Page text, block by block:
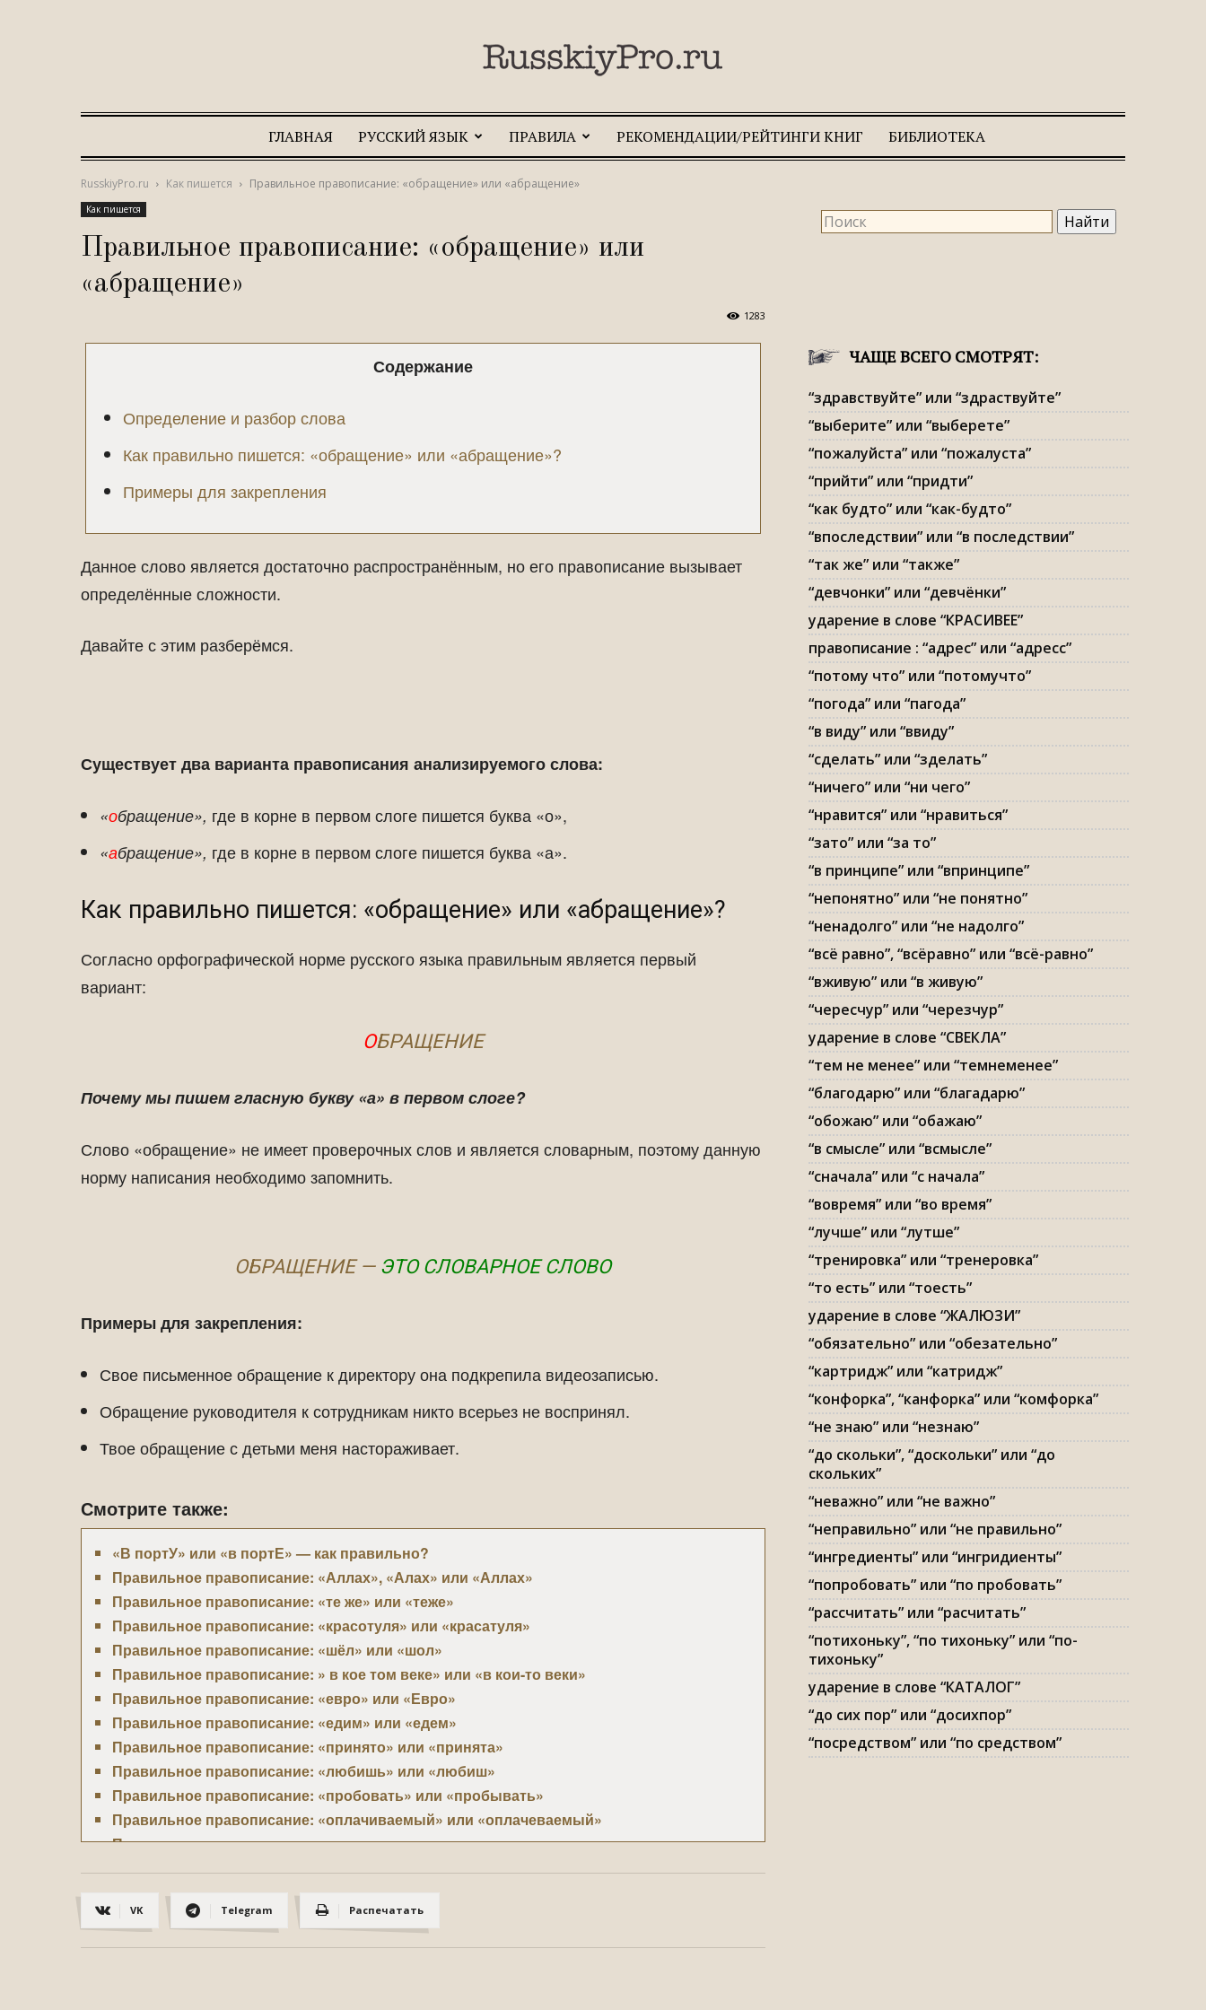
RusskiyPro.ru
ГЛАВНАЯ РУССКИЙ ЯЗЫК ПРАВИЛА РЕКОМЕНДАЦИИ/РЕЙТИНГИ КНИГ БИБЛИОТЕКА
RusskiyPro.ru Как пишется Правильное правописание: «обращение» или «абращение»
Как пишется
Правильное правописание: «обращение» или
«абращение»
1283
Содержание
Определение и разбор слова
Как правильно пишется: «обращение» или «абращение»?
Примеры для закрепления
Данное слово является достаточно распространённым, но его правописание вызывает
определённые сложности.
Давайте с этим разберёмся.
Существует два варианта правописания анализируемого слова:
«обращение», где в корне в первом слоге пишется буква «о»,
«абращение», где в корне в первом слоге пишется буква «а».
Как правильно пишется: «обращение» или «абращение»?
Согласно орфографической норме русского языка правильным является первый
вариант:
ОБРАЩЕНИЕ
Почему мы пишем гласную букву «а» в первом слоге?
Слово «обращение» не имеет проверочных слов и является словарным, поэтому данную
норму написания необходимо запомнить.
ОБРАЩЕНИЕ — ЭТО СЛОВАРНОЕ СЛОВО
Примеры для закрепления:
Свое письменное обращение к директору она подкрепила видеозаписью.
Обращение руководителя к сотрудникам никто всерьез не воспринял.
Твое обращение с детьми меня настораживает.
Смотрите также:
«В портУ» или «в портЕ» — как правильно?
Правильное правописание: «Аллах», «Алах» или «Аллах»
Правильное правописание: «те же» или «теже»
Правильное правописание: «красотуля» или «красатуля»
Правильное правописание: «шёл» или «шол»
Правильное правописание: » в кое том веке» или «в кои-то веки»
Правильное правописание: «евро» или «Евро»
Правильное правописание: «едим» или «едем»
Правильное правописание: «принято» или «принята»
Правильное правописание: «любишь» или «любиш»
Правильное правописание: «пробовать» или «пробывать»
Правильное правописание: «оплачиваемый» или «оплачеваемый»
Правильное правописание: «наггетсы» или «нагетсы»
Правильное правописание: «значимый» или «значемый»
Правильное правописание: «зашёл», «зашол» или «зошёл»
Правильное правописание: «исчез», «исчес» или «изчез»
VK Telegram Распечатать
ЧАЩЕ ВСЕГО СМОТРЯТ:
“здравствуйте” или “здраствуйте”
“выберите” или “выберете”
“пожалуйста” или “пожалуста”
“прийти” или “придти”
“как будто” или “как-будто”
“впоследствии” или “в последствии”
“так же” или “также”
“девчонки” или “девчёнки”
ударение в слове “КРАСИВЕЕ”
правописание : “адрес” или “адресс”
“потому что” или “потомучто”
“погода” или “пагода”
“в виду” или “ввиду”
“сделать” или “зделать”
“ничего” или “ни чего”
“нравится” или “нравиться”
“зато” или “за то”
“в принципе” или “впринципе”
“непонятно” или “не понятно”
“ненадолго” или “не надолго”
“всё равно”, “всёравно” или “всё-равно”
“вживую” или “в живую”
“чересчур” или “черезчур”
ударение в слове “СВЕКЛА”
“тем не менее” или “темнеменее”
“благодарю” или “благадарю”
“обожаю” или “обажаю”
“в смысле” или “всмысле”
“сначала” или “с начала”
“вовремя” или “во время”
“лучше” или “лутше”
“тренировка” или “тренеровка”
“то есть” или “тоесть”
ударение в слове “ЖАЛЮЗИ”
“обязательно” или “обезательно”
“картридж” или “катридж”
“конфорка”, “канфорка” или “комфорка”
“не знаю” или “незнаю”
“до скольки”, “доскольки” или “до
скольких”
“неважно” или “не важно”
“неправильно” или “не правильно”
“ингредиенты” или “ингридиенты”
“попробовать” или “по пробовать”
“рассчитать” или “расчитать”
“потихоньку”, “по тихоньку” или “по-
тихоньку”
ударение в слове “КАТАЛОГ”
“до сих пор” или “досихпор”
“посредством” или “по средством”